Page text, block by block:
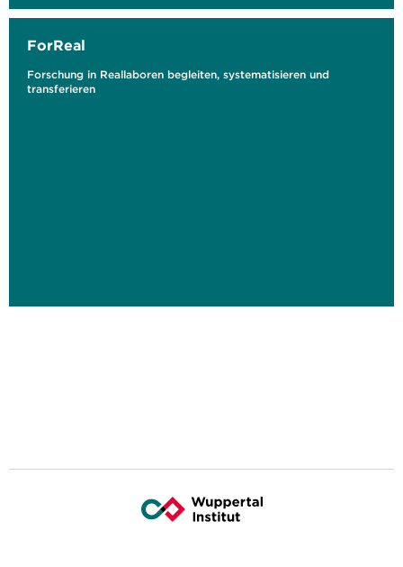
ForReal
Forschung in Reallaboren begleiten, systematisieren und
transferieren